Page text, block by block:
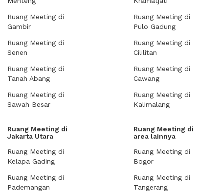
Ruang Meeting di
Gambir
Ruang Meeting di
Senen
Ruang Meeting di
Tanah Abang
Ruang Meeting di
Sawah Besar
Ruang Meeting di
Pulo Gadung
Ruang Meeting di
Cililitan
Ruang Meeting di
Cawang
Ruang Meeting di
Kalimalang
Ruang Meeting di
Jakarta Utara
Ruang Meeting di
Kelapa Gading
Ruang Meeting di
Pademangan
Ruang Meeting di
area lainnya
Ruang Meeting di
Bogor
Ruang Meeting di
Tangerang